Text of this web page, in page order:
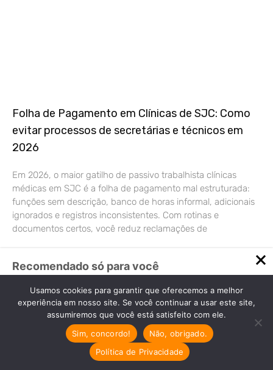
Folha de Pagamento em Clínicas de SJC: Como
evitar processos de secretárias e técnicos em
2026
Em 2026, o maior gatilho de passivo trabalhista clínicas
médicas em SJC é a folha de pagamento mal estruturada:
funções sem descrição, banco de horas informal, adicionais
ignorados e registros inconsistentes. Com rotinas e
documentos certos, você reduz reclamações de
Recomendado só para você
Tributação para Dentista
Autônomo: O Que Você Precisa
Saber
Tributação para Dentista
Autônomo: Guia Essencial para Maximizar Seus
Usamos cookies para garantir que oferecemos a melhor
experiência em nosso site. Se você continuar a usar este site,
assumiremos que você está satisfeito com ele.
Sim, concordo!
Não, obrigado.
Política de Privacidade